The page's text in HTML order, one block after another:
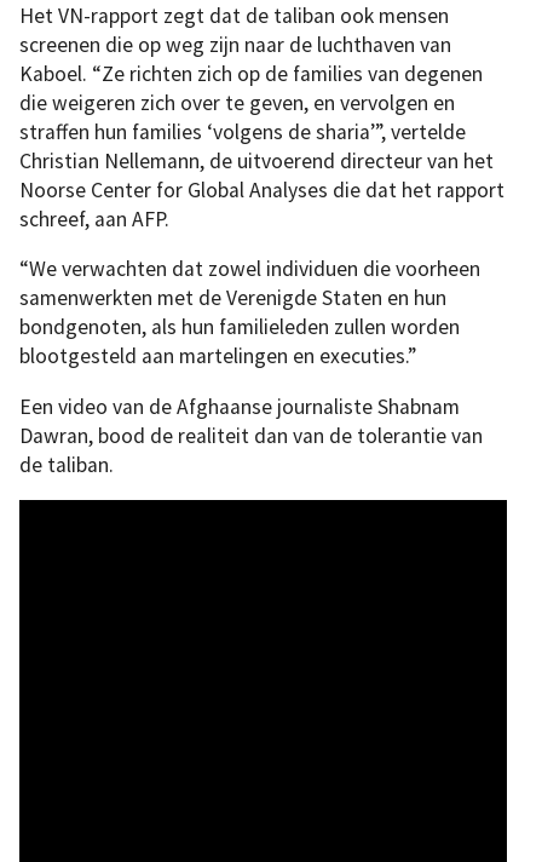
Het VN-rapport zegt dat de taliban ook mensen
screenen die op weg zijn naar de luchthaven van
Kaboel. “Ze richten zich op de families van degenen
die weigeren zich over te geven, en vervolgen en
straffen hun families ‘volgens de sharia’”, vertelde
Christian Nellemann, de uitvoerend directeur van het
Noorse Center for Global Analyses die dat het rapport
schreef, aan AFP.
“We verwachten dat zowel individuen die voorheen
samenwerkten met de Verenigde Staten en hun
bondgenoten, als hun familieleden zullen worden
blootgesteld aan martelingen en executies.”
Een video van de Afghaanse journaliste Shabnam
Dawran, bood de realiteit dan van de tolerantie van
de taliban.